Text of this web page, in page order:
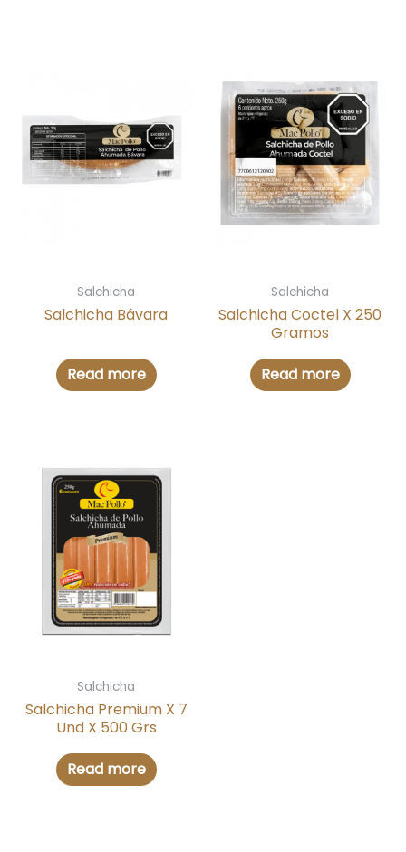
Salchicha
Salchicha Bávara
Read more
Salchicha
Salchicha Coctel X 250
Gramos
Read more
Salchicha
Salchicha Premium X 7
Und X 500 Grs
Read more